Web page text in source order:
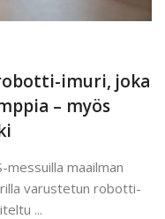
imuri, joka
– myös
messuilla maailman
varustetun robotti-
...